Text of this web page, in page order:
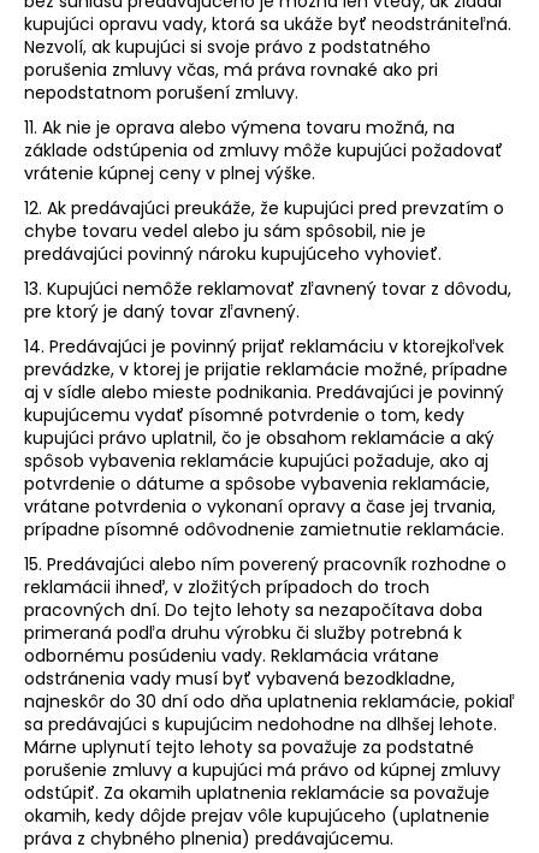
kupujúci opravu vady, ktorá sa ukáže byť neodstrániteľná.
Nezvolí, ak kupujúci si svoje právo z podstatného
porušenia zmluvy včas, má práva rovnaké ako pri
nepodstatnom porušení zmluvy.
11. Ak nie je oprava alebo výmena tovaru možná, na
základe odstúpenia od zmluvy môže kupujúci požadovať
vrátenie kúpnej ceny v plnej výške.
12. Ak predávajúci preukáže, že kupujúci pred prevzatím o
chybe tovaru vedel alebo ju sám spôsobil, nie je
predávajúci povinný nároku kupujúceho vyhovieť.
13. Kupujúci nemôže reklamovať zľavnený tovar z dôvodu,
pre ktorý je daný tovar zľavnený.
14. Predávajúci je povinný prijať reklamáciu v ktorejkoľvek
prevádzke, v ktorej je prijatie reklamácie možné, prípadne
aj v sídle alebo mieste podnikania. Predávajúci je povinný
kupujúcemu vydať písomné potvrdenie o tom, kedy
kupujúci právo uplatnil, čo je obsahom reklamácie a aký
spôsob vybavenia reklamácie kupujúci požaduje, ako aj
potvrdenie o dátume a spôsobe vybavenia reklamácie,
vrátane potvrdenia o vykonaní opravy a čase jej trvania,
prípadne písomné odôvodnenie zamietnutie reklamácie.
15. Predávajúci alebo ním poverený pracovník rozhodne o
reklamácii ihneď, v zložitých prípadoch do troch
pracovných dní. Do tejto lehoty sa nezapočítava doba
primeraná podľa druhu výrobku či služby potrebná k
odbornému posúdeniu vady. Reklamácia vrátane
odstránenia vady musí byť vybavená bezodkladne,
najneskôr do 30 dní odo dňa uplatnenia reklamácie, pokiaľ
sa predávajúci s kupujúcim nedohodne na dlhšej lehote.
Márne uplynutí tejto lehoty sa považuje za podstatné
porušenie zmluvy a kupujúci má právo od kúpnej zmluvy
odstúpiť. Za okamih uplatnenia reklamácie sa považuje
okamih, kedy dôjde prejav vôle kupujúceho (uplatnenie
práva z chybného plnenia) predávajúcemu.